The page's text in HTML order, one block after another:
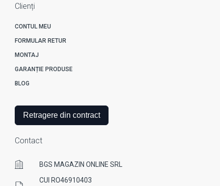
Clienți
CONTUL MEU
FORMULAR RETUR
MONTAJ
GARANȚIE PRODUSE
BLOG
Retragere din contract
Contact
BGS MAGAZIN ONLINE SRL
CUI RO46910403